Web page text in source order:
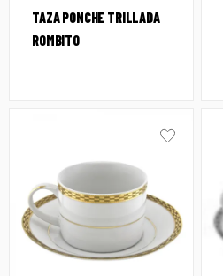
TAZA PONCHE TRILLADA
ROMBITO